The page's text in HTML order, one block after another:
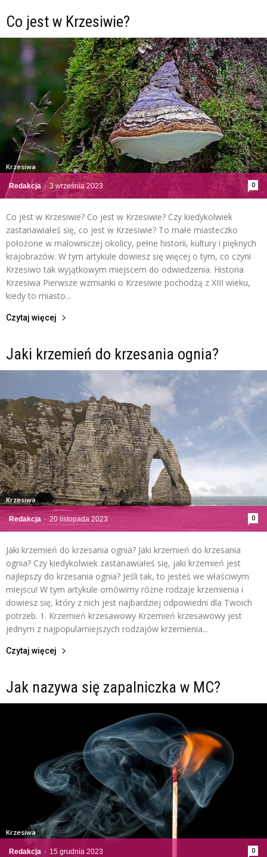
Co jest w Krzesiwie?
Redakcja - 3 września 2023 0
Krzesiwa
Co jest w Krzesiwie? Co jest w Krzesiwie? Czy kiedykolwiek
zastanawiałeś się, co jest w Krzesiwie? To małe miasteczko
położone w malowniczej okolicy, pełne historii, kultury i pięknych
krajobrazów. W tym artykule dowiesz się więcej o tym, co czyni
Krzesiwo tak wyjątkowym miejscem do odwiedzenia. Historia
Krzesiwa Pierwsze wzmianki o Krzesiwie pochodzą z XIII wieku,
kiedy to miasto...
Czytaj więcej
Jaki krzemień do krzesania ognia?
Redakcja - 20 listopada 2023 0
Krzesiwa
Jaki krzemień do krzesania ognia? Jaki krzemień do krzesania
ognia? Czy kiedykolwiek zastanawiałeś się, jaki krzemień jest
najlepszy do krzesania ognia? Jeśli tak, to jesteś we właściwym
miejscu! W tym artykule omówimy różne rodzaje krzemienia i
dowiesz się, który z nich jest najbardziej odpowiedni dla Twoich
potrzeb. 1. Krzemień krzesawowy Krzemień krzesawowy jest
jednym z najpopularniejszych rodzajów krzemienia...
Czytaj więcej
Jak nazywa się zapalniczka w MC?
Redakcja - 15 grudnia 2023 0
Krzesiwa